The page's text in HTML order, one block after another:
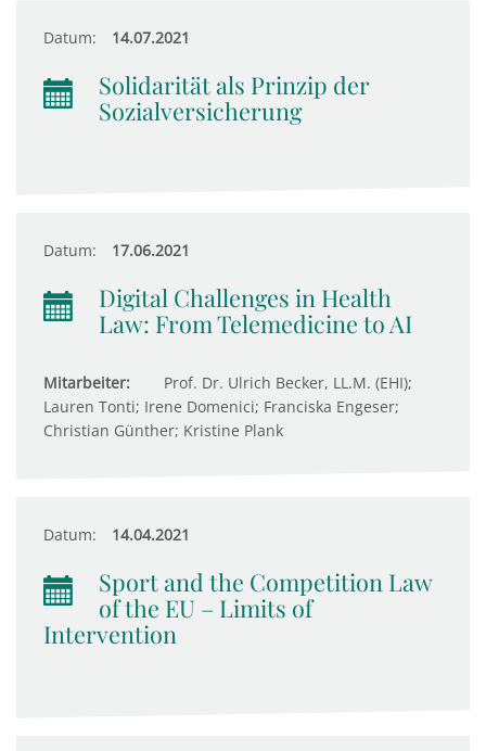
Datum: 14.07.2021
Solidarität als Prinzip der
Sozialversicherung
Datum: 17.06.2021
Digital Challenges in Health
Law: From Telemedicine to AI
Mitarbeiter:
Prof. Dr. Ulrich Becker, LL.M. (EHI);
Lauren Tonti; Irene Domenici; Franciska Engeser;
Christian Günther; Kristine Plank
Datum: 14.04.2021
Sport and the Competition Law
of the EU – Limits of
Intervention